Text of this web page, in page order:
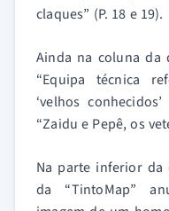
claques” (P. 18 e 19).
Ainda na coluna da
“Equipa técnica
‘velhos
“Zaidu e Pepê, os
Na parte inferior da
da “TintoMap”